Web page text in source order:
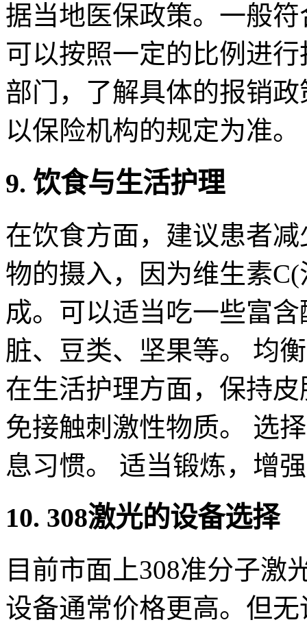
据当地医保政策。一般
可以按照一定的比例进
部门，了解具体的报销
以保险机构的规定为准。
9. 饮食与生活护理
在饮食方面，建议患者
物的摄入，因为维生素
成。可以适当吃一些富
脏、豆类、坚果等。 均
在生活护理方面，保持
免接触刺激性物质。 选
息习惯。 适当锻炼，增
10. 308激光的设备选择
目前市面上308准分子激
设备通常价格更高。但